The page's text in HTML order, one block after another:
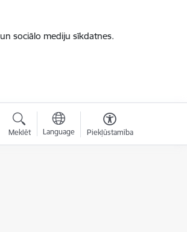
sociālo mediju sīkdatnes.
Meklēt Language Piekļūstamība